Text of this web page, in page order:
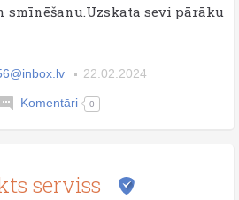
sevi pārāku
22.02.2024
Komentāri 0
serviss